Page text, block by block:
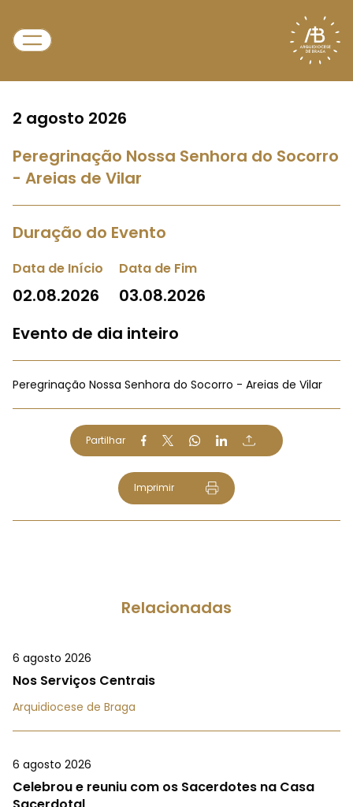
2 agosto 2026
Peregrinação Nossa Senhora do Socorro
- Areias de Vilar
Duração do Evento
Data de Início
02.08.2026
Data de Fim
03.08.2026
Evento de dia inteiro
Peregrinação Nossa Senhora do Socorro - Areias de Vilar
Partilhar
Imprimir
Relacionadas
6 agosto 2026
Nos Serviços Centrais
Arquidiocese de Braga
6 agosto 2026
Celebrou e reuniu com os Sacerdotes na Casa